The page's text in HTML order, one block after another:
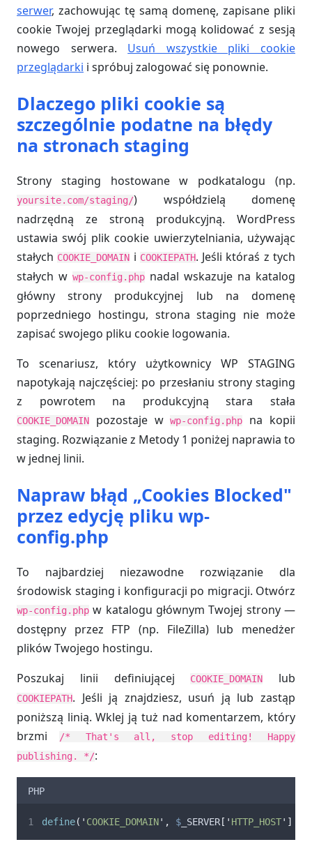
serwer, zachowując tę samą domenę, zapisane pliki
cookie Twojej przeglądarki mogą kolidować z sesją
nowego serwera. Usuń wszystkie pliki cookie
przeglądarki i spróbuj zalogować się ponownie.
Dlaczego pliki cookie są
szczególnie podatne na błędy
na stronach staging
Strony staging hostowane w podkatalogu (np.
yoursite.com/staging/) współdzielą domenę
nadrzędną ze stroną produkcyjną. WordPress
ustawia swój plik cookie uwierzytelniania, używając
stałych COOKIE_DOMAIN i COOKIEPATH. Jeśli któraś z tych
stałych w wp-config.php nadal wskazuje na katalog
główny strony produkcyjnej lub na domenę
poprzedniego hostingu, strona staging nie może
zapisać swojego pliku cookie logowania.
To scenariusz, który użytkownicy WP STAGING
napotykają najczęściej: po przesłaniu strony staging
z powrotem na produkcyjną stara stała
COOKIE_DOMAIN pozostaje wwp-config.php
na kopii
staging. Rozwiązanie z Metody 1 poniżej naprawia to
w jednej linii.
Napraw błąd „Cookies Blocked"
przez edycję pliku wp-
config.php
To najbardziej niezawodne rozwiązanie dla
środowisk staging i konfiguracji po migracji. Otwórz
wp-config.php w katalogu głównym Twojej strony —
dostępny przez FTP (np. FileZilla) lub menedżer
plików Twojego hostingu.
Poszukaj linii definiującej
COOKIE_DOMAIN lub
COOKIEPATH. Jeśli ją znajdziesz, usuń ją lub zastąp
poniższą linią. Wklej ją tuż nad komentarzem, który
brzmi
/* That's all, stop editing! Happy
publishing. */:
PHP
define( ' COOKIE_DOMAIN' , $ _SERVER [ ' HTTP_HOST' ]